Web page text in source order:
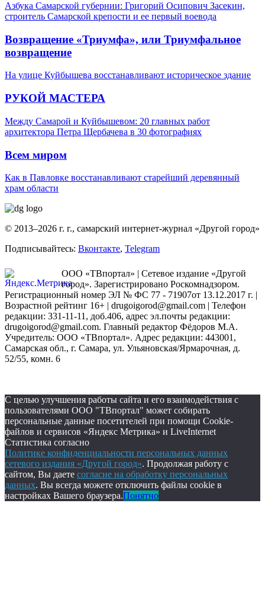
Азбука Самарской губернии: Григорий Осипович Засекин,
строитель Самарской крепости и ее первый воевода
Возвращение «Триумфа», или Триумфальное
возвращение
На улице Куйбышева восстанавливают историческое здание
РУКОЙ МАСТЕРА
Между Самарой и Куйбышевом: 20 главных работ
архитектора Петра Щербачева в 30 фотографиях
Всем миром
Как в Павловке восстанавливают старейший деревянный
храм области
© 2013–2026 г. г., самарский интернет-журнал «Другой город»
Подписывайтесь: Вконтакте, Telegram
ООО «ТВпортал» | Сетевое издание «Другой
город». Зарегистрировано Роскомнадзором.
Регистрационный номер ЭЛ № ФС 77 - 71907от 13.12.2017 г. |
Возрастной рейтинг 16+ | drugoigorod@gmail.com | Телефон
редакции: 331-11-11, доб.406, адрес эл.почты редакции:
drugoigorod@gmail.com. Главный редактор Фёдоров М.А.
Учредитель: ООО «ТВпортал». Адрес редакции: 443001,
Самарская обл., г. Самара, ул. Ульяновская/Ярмарочная, д.
52/55, комн. 6
С целью улучшения работы сайта и его взаимодействия с
пользователями ООО "ТВпортал" может собирать
персональные данные посетителей при помощи Cookie-
файлов и сервисов «Яндекс Метрика» и LiveInternet
Статистика согласно
Политике конфиденциальности персональных данных
сетевого издания «Другой город». Продолжая работу с
сайтом, Вы даете согласие на обработку персональных
данных. Вы всегда можете отключить файлы cookie в
настройках Вашего браузера.Понятно